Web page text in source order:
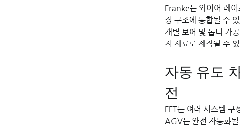
Franke는 와이어 레
징 구조에 통합될 수
개별 보어 및 톱니 가
지 재료로 제작될 수
자동 유도
전
FFT는 여러 시스템
AGV는 완전 자동화